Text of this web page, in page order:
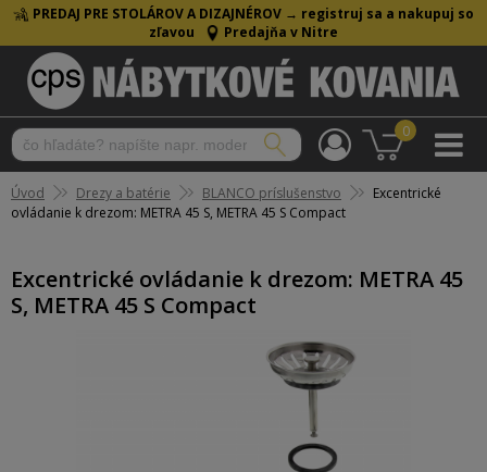
PREDAJ PRE STOLÁROV A DIZAJNÉROV → registruj sa a nakupuj so
zľavou
Predajňa v Nitre
0
Úvod Drezy a batérie BLANCO príslušenstvo
Excentrické
ovládanie k drezom: METRA 45 S, METRA 45 S Compact
Excentrické ovládanie k drezom: METRA 45
S, METRA 45 S Compact